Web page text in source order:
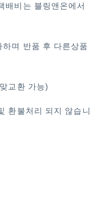
배비는 블링앤온에서
며 반품 후 다른상품
교환 가능)
환불처리 되지 않습니